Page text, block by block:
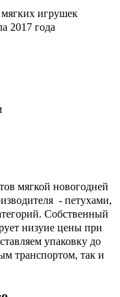
мягких игрушек
2017 года
мягкой новогодней
- петухами,
Собственный
низуие цены при
упаковку до
транспортом, так и